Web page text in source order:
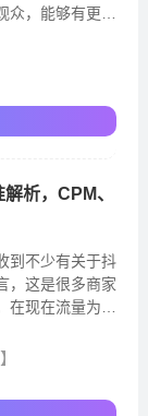
，能够有更多
析，CPM、
到不少有关于抖
，这是很多商家
现在流量为王
】